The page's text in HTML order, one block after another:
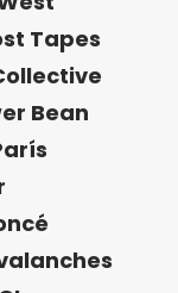
Tapes
Bean